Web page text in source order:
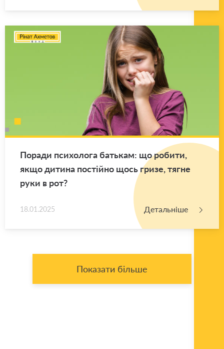
По­ра­ди пси­хо­ло­га ба­тькам: що ро­би­ти,
якщо ди­ти­на по­стій­но щось гризе, тягне
руки в рот?
18.01.2025 Детальніше
Показати більше